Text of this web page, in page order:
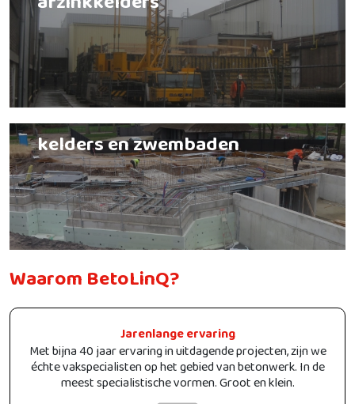
kelders en zwembaden
Waarom BetoLinQ?
Jarenlange ervaring
Met bijna 40 jaar ervaring in uitdagende projecten, zijn we
échte vakspecialisten op het gebied van betonwerk. In de
meest specialistische vormen. Groot en klein.